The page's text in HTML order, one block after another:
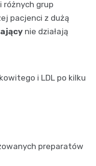
różnych grup
pacjenci z dużą
nie działają
i LDL po kilku
preparatów